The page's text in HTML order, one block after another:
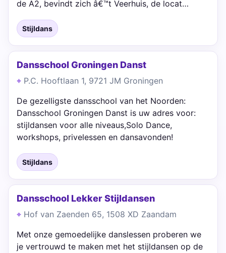
de A2, bevindt zich â€™t Veerhuis, de locat…
Stijldans
Dansschool Groningen Danst
P.C. Hooftlaan 1, 9721 JM Groningen
De gezelligste dansschool van het Noorden:
Dansschool Groningen Danst is uw adres voor:
stijldansen voor alle niveaus,Solo Dance,
workshops, privelessen en dansavonden!
Stijldans
Dansschool Lekker Stijldansen
Hof van Zaenden 65, 1508 XD Zaandam
Met onze gemoedelijke danslessen proberen we
je vertrouwd te maken met het stijldansen op de